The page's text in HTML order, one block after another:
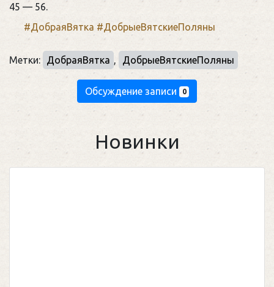
45 — 56.
#ДобраяВятка #ДобрыеВятскиеПоляны
Метки: ДобраяВятка , ДобрыеВятскиеПоляны
Обсуждение записи 0
Новинки